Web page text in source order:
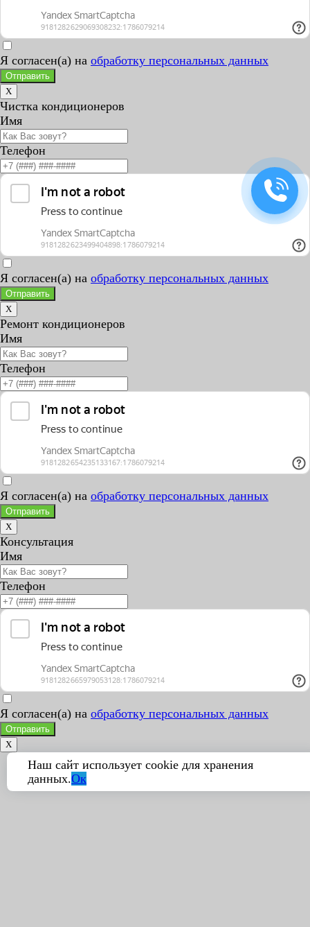
Я согласен(а) на обработку персональных данных
Отправить
X
Чистка кондиционеров
Имя
Телефон
Я согласен(а) на обработку персональных данных
Отправить
X
Ремонт кондиционеров
Имя
Телефон
Я согласен(а) на обработку персональных данных
Отправить
X
Консультация
Имя
Телефон
Я согласен(а) на обработку персональных данных
Отправить
X
Наш сайт использует cookie для хранения
данных.Ок